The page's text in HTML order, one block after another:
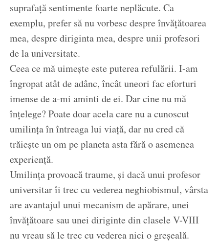
suprafață sentimente foarte neplăcute. Ca
exemplu, prefer să nu vorbesc despre învățătoarea
mea, despre diriginta mea, despre unii profesori
de la universitate.
Ceea ce mă uimește este puterea refulării. I-am
îngropat atât de adânc, încât uneori fac eforturi
imense de a-mi aminti de ei. Dar cine nu mă
înțelege? Poate doar acela care nu a cunoscut
umilința în întreaga lui viață, dar nu cred că
trăiește un om pe planeta asta fără o asemenea
experiență.
Umilința provoacă traume, și dacă unui profesor
universitar îi trec cu vederea neghiobismul, vârsta
are avantajul unui mecanism de apărare, unei
învățătoare sau unei diriginte din clasele V-VIII
nu vreau să le trec cu vederea nici o greșeală.